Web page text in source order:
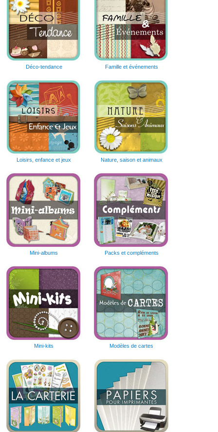
Déco-tendance Famille et événements
Loisirs, enfance et jeux Nature, saison et animaux
Mini-albums Packs et compléments
Mini-kits Modèles de cartes